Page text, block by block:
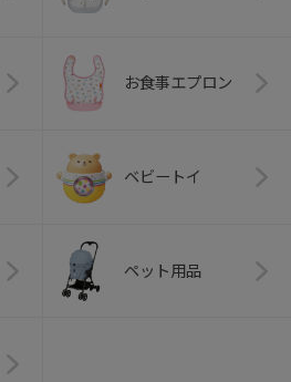
お食事エプロン
ベビートイ
ペット用品